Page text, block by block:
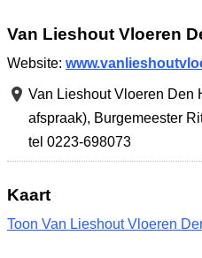
Van Lieshout Vloeren
Website:
Van Lieshout Vloeren Den
afspraak), Burgemeester
tel 0223-698073
Kaart
Toon Van Lieshout Vloeren